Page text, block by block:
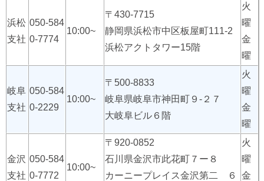
浜松
支社
050-584
0-7774
10:00~
〒430-7715
静岡県浜松市中区板屋町111-2
浜松アクトタワー15階
火
曜
金
曜
岐阜
支社
050-584
0-2229
10:00~
〒500-8833
岐阜県岐阜市神田町９-２７
大岐阜ビル６階
火
曜
金
曜
金沢
支社
050-584
0-7772
10:00~
〒920-0852
石川県金沢市此花町７ー８
カーニープレイス金沢第二 ６
火
曜
金